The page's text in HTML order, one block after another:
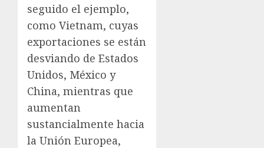
seguido el ejemplo,
como Vietnam, cuyas
exportaciones se están
desviando de Estados
Unidos, México y
China, mientras que
aumentan
sustancialmente hacia
la Unión Europea,